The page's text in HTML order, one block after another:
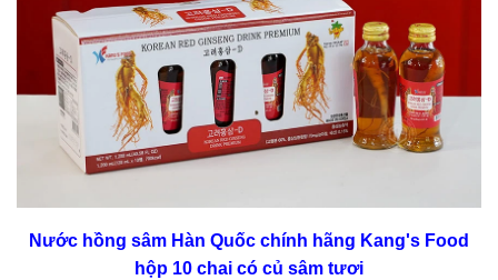
Nước hồng sâm Hàn Quốc chính hãng Kang's Food
hộp 10 chai có củ sâm tươi